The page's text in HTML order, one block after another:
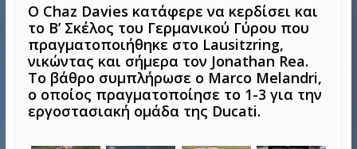
Ο Chaz Davies κατάφερε να κερδίσει και
το Β’ Σκέλος του Γερμανικού Γύρου που
πραγματοποιήθηκε στο Lausitzring,
νικώντας και σήμερα τον Jonathan Rea.
Το βάθρο συμπλήρωσε ο Marco Melandri,
ο οποίος πραγματοποίησε το 1-3 για την
εργοστασιακή ομάδα της Ducati.